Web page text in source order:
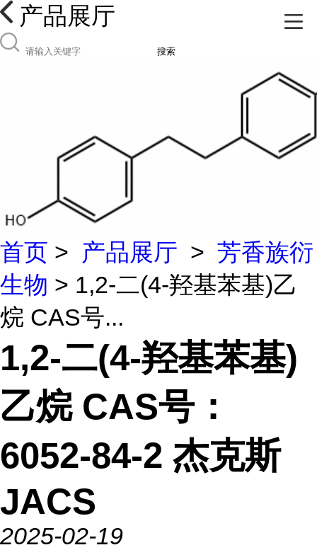
产品展厅
搜索
首页 > 产品展厅 > 芳香族衍
生物 > 1,2-二(4-羟基苯基)乙
烷 CAS号...
1,2-二(4-羟基苯基)
乙烷 CAS号：
6052-84-2 杰克斯
JACS
2025-02-19